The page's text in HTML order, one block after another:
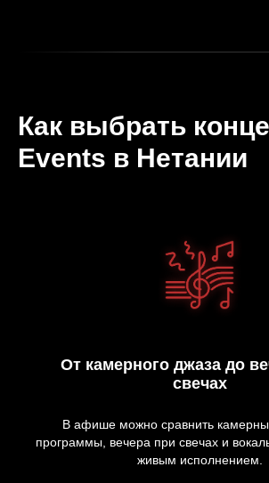
Как выбрать
Events в Нетании
От камерного джаза до
свечах
В афише можно сравнить
программы, вечера при свечах и
живым исполнением.